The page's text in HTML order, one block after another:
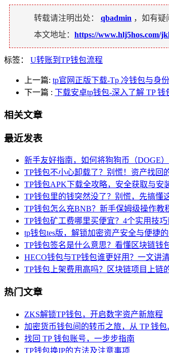
转载请注明出处： qbadmin ，如有疑
本文地址： https://www.hlj5hos.com/
标签： U转账到TP钱包流程
上一篇: tp官网正版下载-Tp 冷钱包与身
下一篇 : 下载安卓tp钱包-深入了解 TP 钱
相关文章
最近发表
新手友好指南，如何将狗狗币（DOGE）
TP钱包不小心卸载了？别慌！资产找回
TP钱包APK下载全攻略，安全获取与安
TP钱包里的钱突然没了？别慌，先搞懂
TP钱包怎么充BNB？新手保姆级操作教
TP钱包矿工费哪里买便宜？4个实用技
tp钱包tes版，解锁加密资产安全与便捷
TP钱包签名是什么意思？看懂区块链钱
HECO钱包与TP钱包谁更好用？一文讲
TP钱包上架费用高吗？区块链项目上链
热门文章
ZKS解锁TP钱包，开启数字资产新旅程
加密货币钱包间的转币之旅，从 TP 钱
找回 TP 钱包账号，一步步指南
TP钱包换IP的方法及注意事项